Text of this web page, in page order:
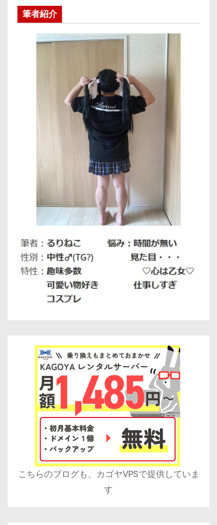
筆者紹介
こちらのブログも、カゴヤVPSで提供していま
す